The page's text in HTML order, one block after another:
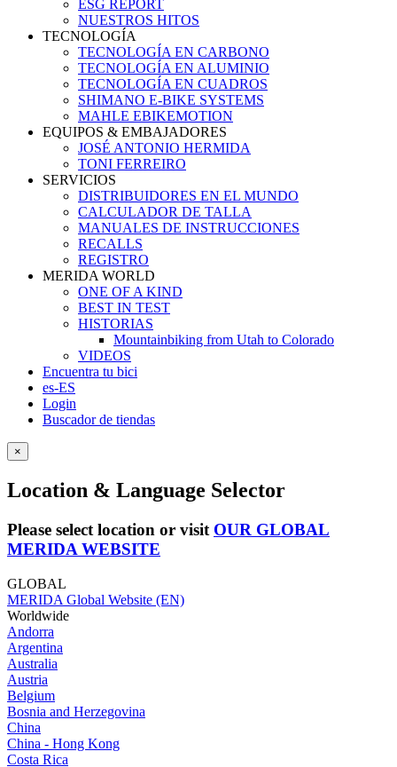
ESG REPORT
NUESTROS HITOS
TECNOLOGÍA
TECNOLOGÍA EN CARBONO
TECNOLOGÍA EN ALUMINIO
TECNOLOGÍA EN CUADROS
SHIMANO E-BIKE SYSTEMS
MAHLE EBIKEMOTION
EQUIPOS & EMBAJADORES
JOSÉ ANTONIO HERMIDA
TONI FERREIRO
SERVICIOS
DISTRIBUIDORES EN EL MUNDO
CALCULADOR DE TALLA
MANUALES DE INSTRUCCIONES
RECALLS
REGISTRO
MERIDA WORLD
ONE OF A KIND
BEST IN TEST
HISTORIAS
Mountainbiking from Utah to Colorado
VIDEOS
Encuentra tu bici
es-ES
Login
Buscador de tiendas
×
Location & Language Selector
Please select location or visit OUR GLOBAL
MERIDA WEBSITE
GLOBAL
MERIDA Global Website (EN)
Worldwide
Andorra
Argentina
Australia
Austria
Belgium
Bosnia and Herzegovina
China
China - Hong Kong
Costa Rica